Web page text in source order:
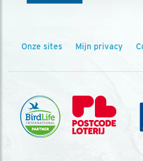
Onze sites Mijn privacy